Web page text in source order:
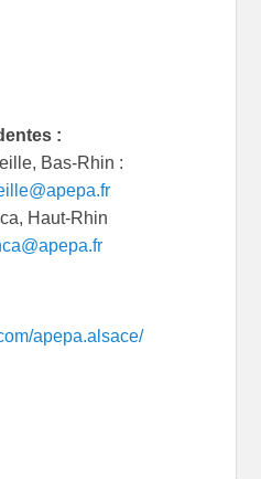
:
Bas-Rhin :
Haut-Rhin
apepa.alsace/